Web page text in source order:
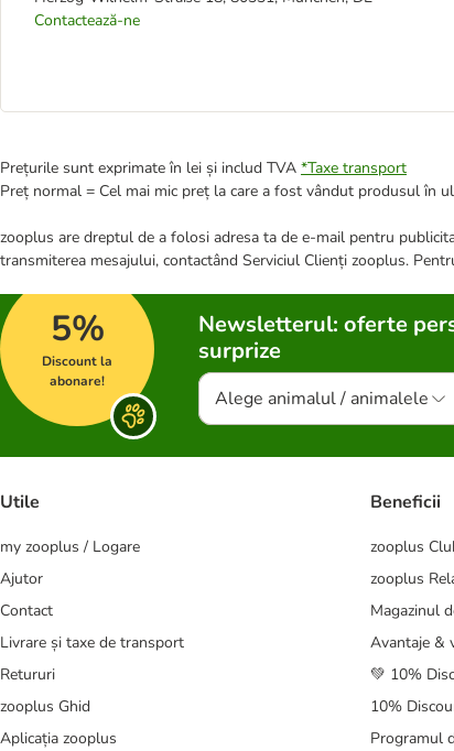
Contactează-ne
Prețurile sunt exprimate în lei și includ TVA *Taxe transport
Preț normal = Cel mai mic preț la care a fost vândut produsul în
zooplus are dreptul de a folosi adresa ta de e-mail pentru
transmiterea mesajului, contactând Serviciul Clienți zooplus.
5%
Discount la
abonare!
Newsletterul: oferte
surprize
Alege animalul / animalele
Utile
my zooplus / Logare
Ajutor
Contact
Livrare și taxe de transport
Retururi
zooplus Ghid
Aplicația zooplus
Beneficii
zooplus
zooplus
Magazinul
Avantaje &
💚 10%
10%
Programul